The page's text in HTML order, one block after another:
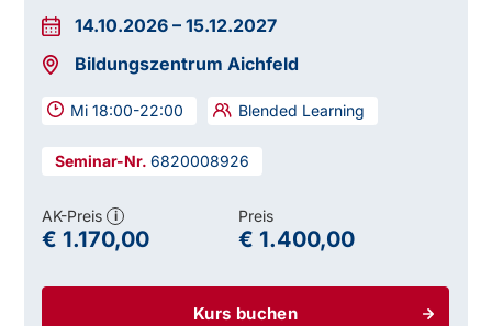
14.10.2026 –15.12.2027
Bildungszentrum Aichfeld
Mi 18:00-22:00 Blended Learning
6820008926
Kurs buchen
AK-Preis i
€ 1.170,00
Preis
€ 1.400,00